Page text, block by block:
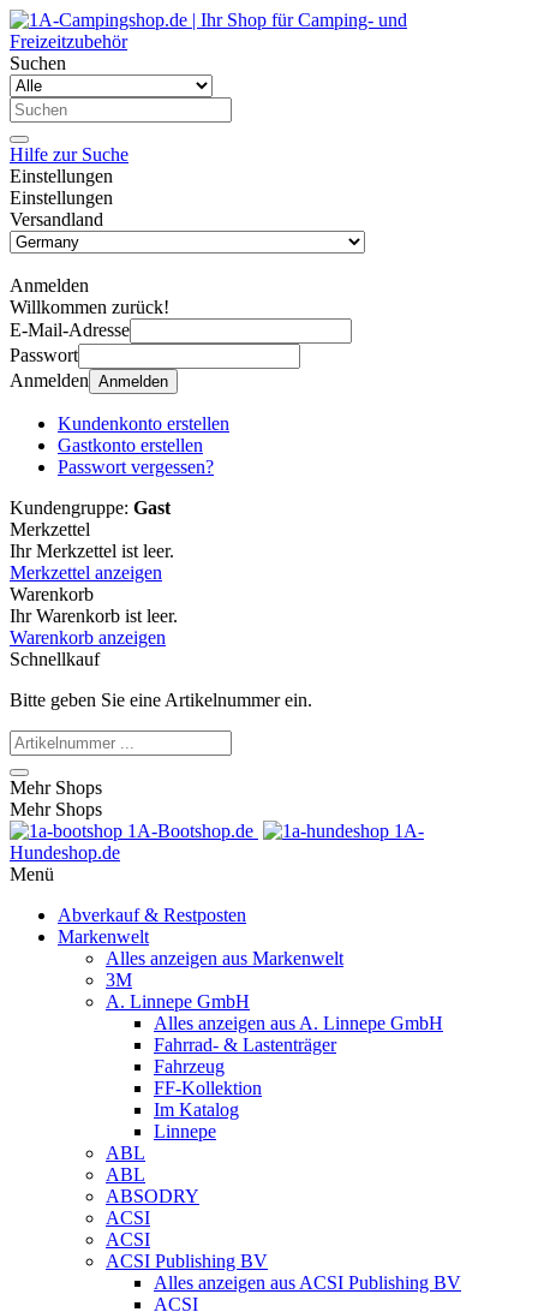
Suchen
Hilfe zur Suche
Einstellungen
Einstellungen
Versandland
Anmelden
Willkommen zurück!
E-Mail-Adresse
Passwort
Anmelden Anmelden
Kundenkonto erstellen
Gastkonto erstellen
Passwort vergessen?
Kundengruppe: Gast
Merkzettel
Ihr Merkzettel ist leer.
Merkzettel anzeigen
Warenkorb
Ihr Warenkorb ist leer.
Warenkorb anzeigen
Schnellkauf
Bitte geben Sie eine Artikelnummer ein.
Mehr Shops
Mehr Shops
1A-Bootshop.de
1A-
Hundeshop.de
Menü
Abverkauf & Restposten
Markenwelt
Alles anzeigen aus Markenwelt
3M
A. Linnepe GmbH
Alles anzeigen aus A. Linnepe GmbH
Fahrrad- & Lastenträger
Fahrzeug
FF-Kollektion
Im Katalog
Linnepe
ABL
ABL
ABSODRY
ACSI
ACSI
ACSI Publishing BV
Alles anzeigen aus ACSI Publishing BV
ACSI